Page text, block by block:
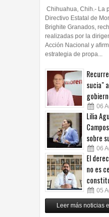
Chihuahua, Chih.- La
Directivo Estatal de
Brighite Granados,
realizadas por la
Acción Nacional y
estrategia de propa...
sucia"
06
Lilia
sobre
06
El
no es
05
de
Leer más noticias